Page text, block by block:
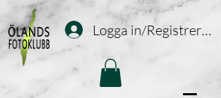
Logga in/Registrering